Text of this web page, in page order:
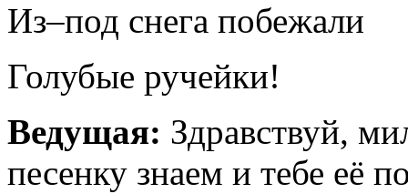
Из–под снега побежали
Голубые ручейки!
Ведущая: Здравствуй,
песенку знаем и тебе её